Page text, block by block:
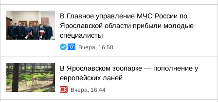
В Главное управление МЧС России по
Ярославской области прибыли молодые
специалисты
Вчера, 16:58
В Ярославском зоопарке — пополнение у
европейских ланей
Вчера, 16:44